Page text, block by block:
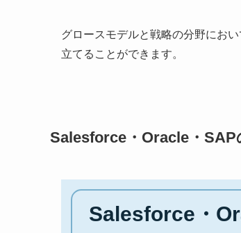
グロースモデルと戦略の分野にお
立てることができます。
Salesforce・Oracle・SAP